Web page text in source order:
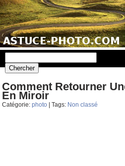
Comment Retourner
En Miroir
Catégorie: photo | Tags: Non classé